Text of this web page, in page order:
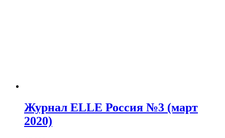
Журнал ELLE Россия №3 (март
2020)